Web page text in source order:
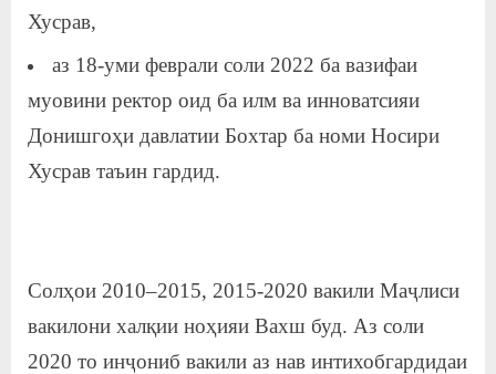
Хусрав,
аз 18-уми феврали соли 2022 ба вазифаи
муовини ректор оид ба илм ва инноватсияи
Донишгоҳи давлатии Бохтар ба номи Носири
Хусрав таъин гардид.
Солҳои 2010–2015, 2015-2020 вакили Маҷлиси
вакилони халқии ноҳияи Вахш буд. Аз соли
2020 то инҷониб вакили аз нав интихобгардидаи